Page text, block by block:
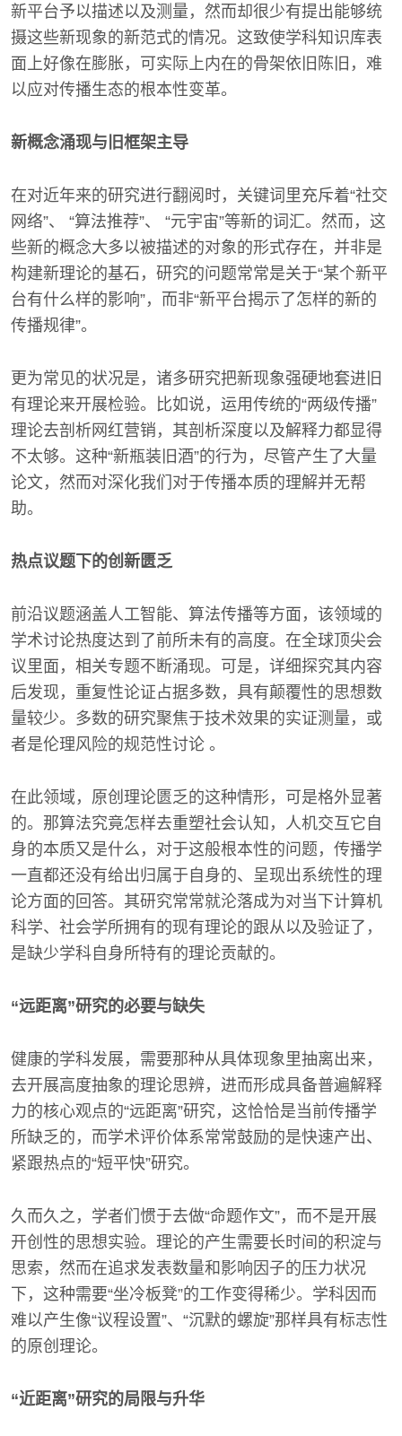
新平台予以描述以及测量，然而却很少有提出能够统
摄这些新现象的新范式的情况。这致使学科知识库表
面上好像在膨胀，可实际上内在的骨架依旧陈旧，难
以应对传播生态的根本性变革。
新概念涌现与旧框架主导
在对近年来的研究进行翻阅时，关键词里充斥着“社交
网络”、 “算法推荐”、 “元宇宙”等新的词汇。然而，这
些新的概念大多以被描述的对象的形式存在，并非是
构建新理论的基石，研究的问题常常是关于“某个新平
台有什么样的影响”，而非“新平台揭示了怎样的新的
传播规律”。
更为常见的状况是，诸多研究把新现象强硬地套进旧
有理论来开展检验。比如说，运用传统的“两级传播”
理论去剖析网红营销，其剖析深度以及解释力都显得
不太够。这种“新瓶装旧酒”的行为，尽管产生了大量
论文，然而对深化我们对于传播本质的理解并无帮
助。
热点议题下的创新匮乏
前沿议题涵盖人工智能、算法传播等方面，该领域的
学术讨论热度达到了前所未有的高度。在全球顶尖会
议里面，相关专题不断涌现。可是，详细探究其内容
后发现，重复性论证占据多数，具有颠覆性的思想数
量较少。多数的研究聚焦于技术效果的实证测量，或
者是伦理风险的规范性讨论 。
在此领域，原创理论匮乏的这种情形，可是格外显著
的。那算法究竟怎样去重塑社会认知，人机交互它自
身的本质又是什么，对于这般根本性的问题，传播学
一直都还没有给出归属于自身的、呈现出系统性的理
论方面的回答。其研究常常就沦落成为对当下计算机
科学、社会学所拥有的现有理论的跟从以及验证了，
是缺少学科自身所特有的理论贡献的。
“远距离”研究的必要与缺失
健康的学科发展，需要那种从具体现象里抽离出来，
去开展高度抽象的理论思辨，进而形成具备普遍解释
力的核心观点的“远距离”研究，这恰恰是当前传播学
所缺乏的，而学术评价体系常常鼓励的是快速产出、
紧跟热点的“短平快”研究。
久而久之，学者们惯于去做“命题作文”，而不是开展
开创性的思想实验。理论的产生需要长时间的积淀与
思索，然而在追求发表数量和影响因子的压力状况
下，这种需要“坐冷板凳”的工作变得稀少。学科因而
难以产生像“议程设置”、“沉默的螺旋”那样具有标志性
的原创理论。
“近距离”研究的局限与升华